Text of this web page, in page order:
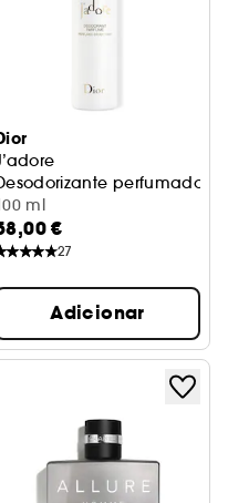
perfumado
ml
€
27
Adicionar